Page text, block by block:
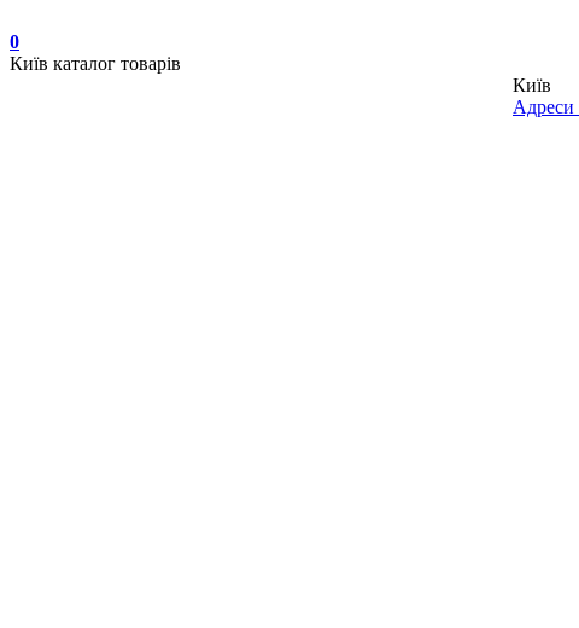
0
Київ каталог товарів
Київ
Адреси